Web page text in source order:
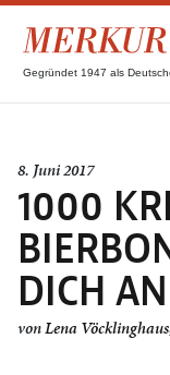
Gegründet 1947 als
8. Juni 2017
1000
DICH AN
vonLena Vöcklinghaus